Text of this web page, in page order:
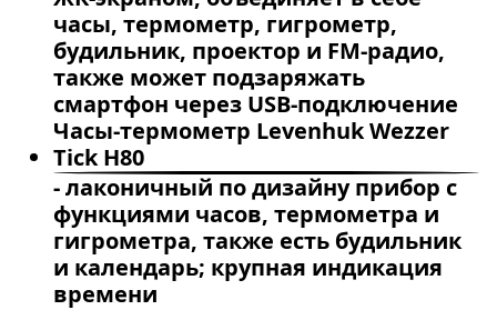
часы, термометр, гигрометр,
будильник, проектор и FM-радио,
также может подзаряжать
смартфон через USB-подключение
Часы-термометр Levenhuk Wezzer
Tick H80
- лаконичный по дизайну прибор с
функциями часов, термометра и
гигрометра, также есть будильник
и календарь; крупная индикация
времени